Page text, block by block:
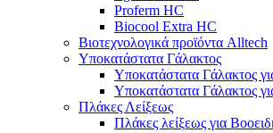
Proferm HC
Biocool Extra HC
Βιοτεχνολογικά προϊόντα Alltech
Υποκατάστατα Γάλακτος
Υποκατάστατα Γάλακτος
Υποκατάστατα Γάλακτος
Πλάκες Λείξεως
Πλάκες λείξεως για